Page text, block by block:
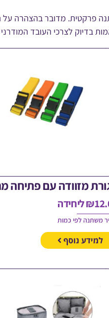
פרקטית. מדובר בהצהרה
בדיוק לצרכי העובד
מזוודה עם פתיחה
₪ליחידה
משתנה לפי כמות
למידע נוסף